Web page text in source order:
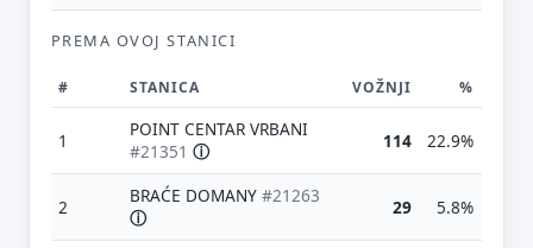
PREMA OVOJ STANICI
# STANICA VOŽNJI %
1
POINT CENTAR VRBANI
#21351 ⓘ 114 22.9%
2
BRAĆE DOMANY #21263
ⓘ
29 5.8%